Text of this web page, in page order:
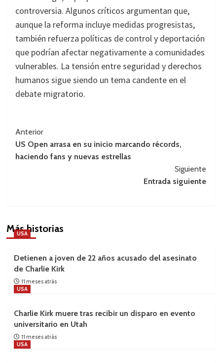
controversia. Algunos críticos argumentan que,
aunque la reforma incluye medidas progresistas,
también refuerza políticas de control y deportación
que podrían afectar negativamente a comunidades
vulnerables. La tensión entre seguridad y derechos
humanos sigue siendo un tema candente en el
debate migratorio.
Navegación
de
entradas
Anterior
US Open arrasa en su inicio marcando récords,
haciendo fans y nuevas estrellas
Siguiente
Entrada siguiente
Más historias
USA
Detienen a joven de 22 años acusado del asesinato
de Charlie Kirk
11 meses atrás
USA
Charlie Kirk muere tras recibir un disparo en evento
universitario en Utah
11 meses atrás
USA